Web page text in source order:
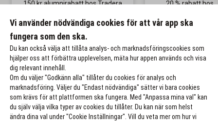
150 kr alumnirabatt hos Tradera
Till rabatten
20 % rabatt hos
Vi använder nödvändiga cookies för att vår app ska
fungera som den ska.
Du kan också välja att tillåta analys- och marknadsföringscookies som
hjälper oss att förbättra upplevelsen, mäta hur appen används och visa
dig relevant innehåll.
Om du väljer "Godkänn alla" tillåter du cookies för analys och
marknadsföring. Väljer du "Endast nödvändiga" sätter vi bara cookies
som krävs för att plattformen ska fungera. Med "Anpassa mina val" kan
du själv välja vilka typer av cookies du tillåter. Du kan när som helst
ändra dina val under "Cookie Inställningar". Vill du veta mer om hur vi